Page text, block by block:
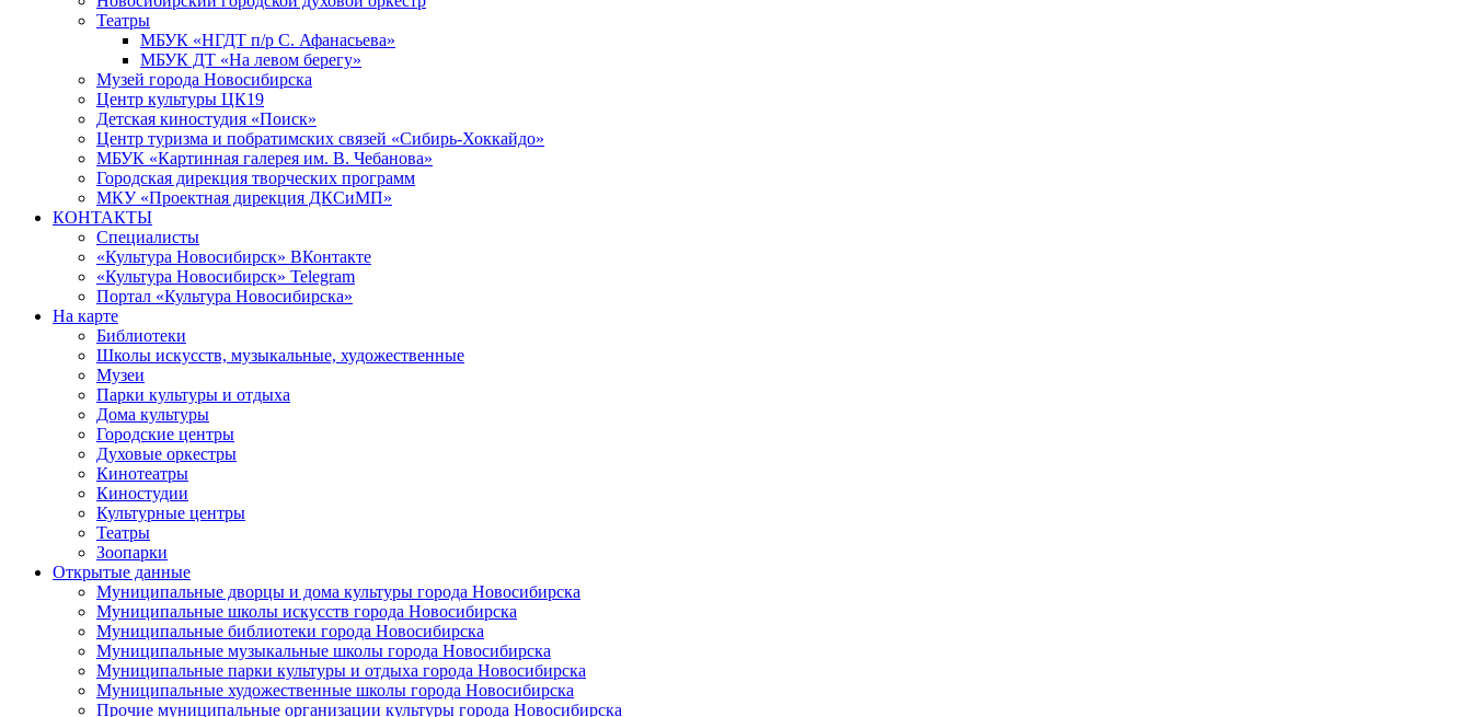
Театры
МБУК «НГДТ п/р С. Афанасьева»
МБУК ДТ «На левом берегу»
Музей города Новосибирска
Центр культуры ЦК19
Детская киностудия «Поиск»
Центр туризма и побратимских связей «Сибирь-Хоккайдо»
МБУК «Картинная галерея им. В. Чебанова»
Городская дирекция творческих программ
МКУ «Проектная дирекция ДКСиМП»
КОНТАКТЫ
Специалисты
«Культура Новосибирск» ВКонтакте
«Культура Новосибирск» Telegram
Портал «Культура Новосибирска»
На карте
Библиотеки
Школы искусств, музыкальные, художественные
Музеи
Парки культуры и отдыха
Дома культуры
Городские центры
Духовые оркестры
Кинотеатры
Киностудии
Культурные центры
Театры
Зоопарки
Открытые данные
Муниципальные дворцы и дома культуры города Новосибирска
Муниципальные школы искусств города Новосибирска
Муниципальные библиотеки города Новосибирска
Муниципальные музыкальные школы города Новосибирска
Муниципальные парки культуры и отдыха города Новосибирска
Муниципальные художественные школы города Новосибирска
Прочие муниципальные организации культуры города Новосибирска